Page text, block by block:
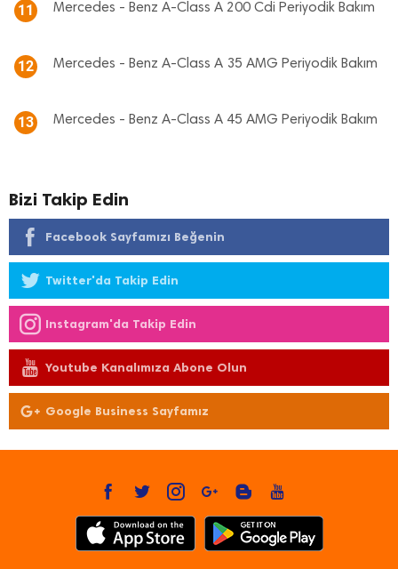
11 Mercedes - Benz A-Class A 200 Cdi Periyodik Bakım
12 Mercedes - Benz A-Class A 35 AMG Periyodik Bakım
13 Mercedes - Benz A-Class A 45 AMG Periyodik Bakım
Bizi Takip Edin
Facebook Sayfamızı Beğenin
Twitter'da Takip Edin
Instagram'da Takip Edin
Youtube Kanalımıza Abone Olun
Google Business Sayfamız